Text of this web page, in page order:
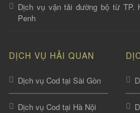
Dịch vụ vận tải đường bộ từ TP.
Penh
DỊCH VỤ HẢI QUAN
Dịch vụ Cod tại Sài Gòn
Dịch vụ Cod tại Hà Nội